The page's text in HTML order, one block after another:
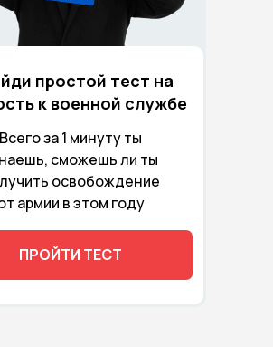
Всего за 1 минуту ты
сможешь ли ты
освобождение
армии в этом году
простой тест на
к военной службе
ПРОЙТИ ТЕСТ